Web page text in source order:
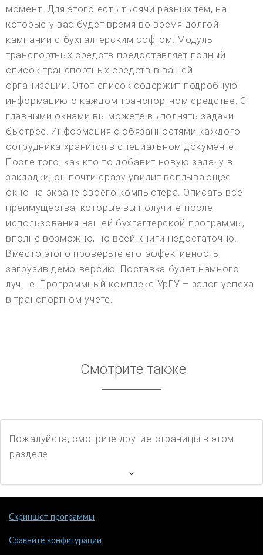
момент. Для этого есть тысячи разных тем, на
которые у вас будет время во время долгой
кампании с бухгалтерским софтом. Модуль
транспортных средств предоставляет полный
список транспортных средств в вашей
организации. Этот список содержит подробную
информацию о каждом транспортном средстве. С
главными окнами вы можете выполнять задачи
быстрее. Информация с обязанностями каждого
сотрудника хранится в специальном документе.
После того, как кто-то добавит новую задачу в
закладки, он почти сразу увидит всплывающее
окно на экране своего компьютера. Описать все
преимущества, которые вы получите после
использования нашей бухгалтерской программы,
вполне возможно, но всей книги недостаточно.
Вместо этого проверьте его эффективность,
загрузив демо-версию. Поставка будет намного
лучше. Программный комплекс УрГУ – залог успеха
в транспортном учете.
Смотрите также
Пожалуйста, смотрите другие страницы в этом
разделе
Скриншот программы
Сравните конфигурации